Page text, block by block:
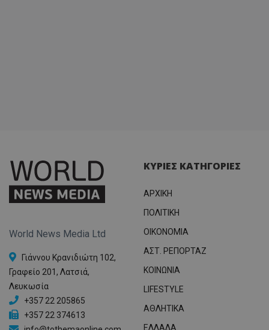
World News Media Ltd
Γιάννου Κρανιδιώτη 102,
Γραφείο 201, Λατσιά,
Λευκωσία
+357 22 205865
+357 22 374613
ΚΥΡΙΕΣ ΚΑΤΗΓΟΡΙΕΣ
ΑΡΧΙΚΗ
ΠΟΛΙΤΙΚΗ
OIKONOMIA
ΑΣΤ. ΡΕΠΟΡΤΑΖ
ΚΟΙΝΩΝΙΑ
LIFESTYLE
ΑΘΛΗΤΙΚΑ
ΕΛΛΑΔΑ